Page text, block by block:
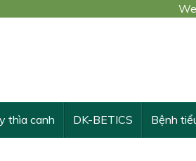
thìa canh DK-BETICS Bệnh